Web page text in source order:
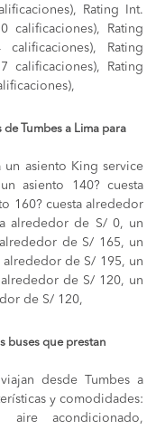
Rating Int.
calificaciones), Rating
Rating
calificaciones), Rating
Tumbes a Lima para
un asiento King service
un asiento 140? cuesta
160? cuesta alrededor
alrededor de S/ 0, un
de S/ 165, un
alrededor de S/ 195, un
alrededor de S/ 120, un
de S/ 120,
buses que prestan
desde Tumbes a
y comodidades:
acondicionado,